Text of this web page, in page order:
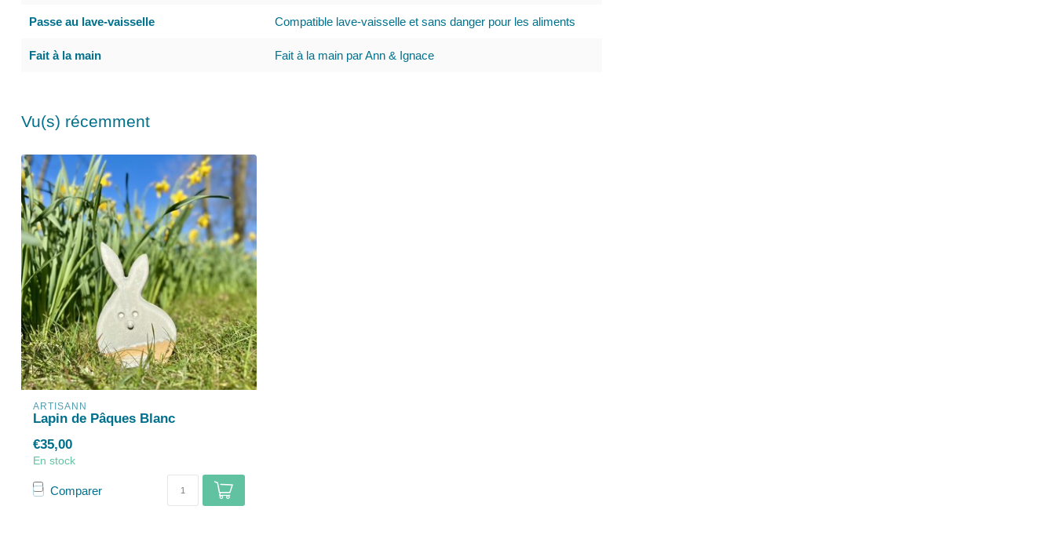
Passe au lave-vaisselle Compatible lave-vaisselle et sans danger pour les aliments
Fait à la main Fait à la main par Ann & Ignace
Vu(s) récemment
ARTISANN
Lapin de Pâques Blanc
€35,00
En stock
Comparer